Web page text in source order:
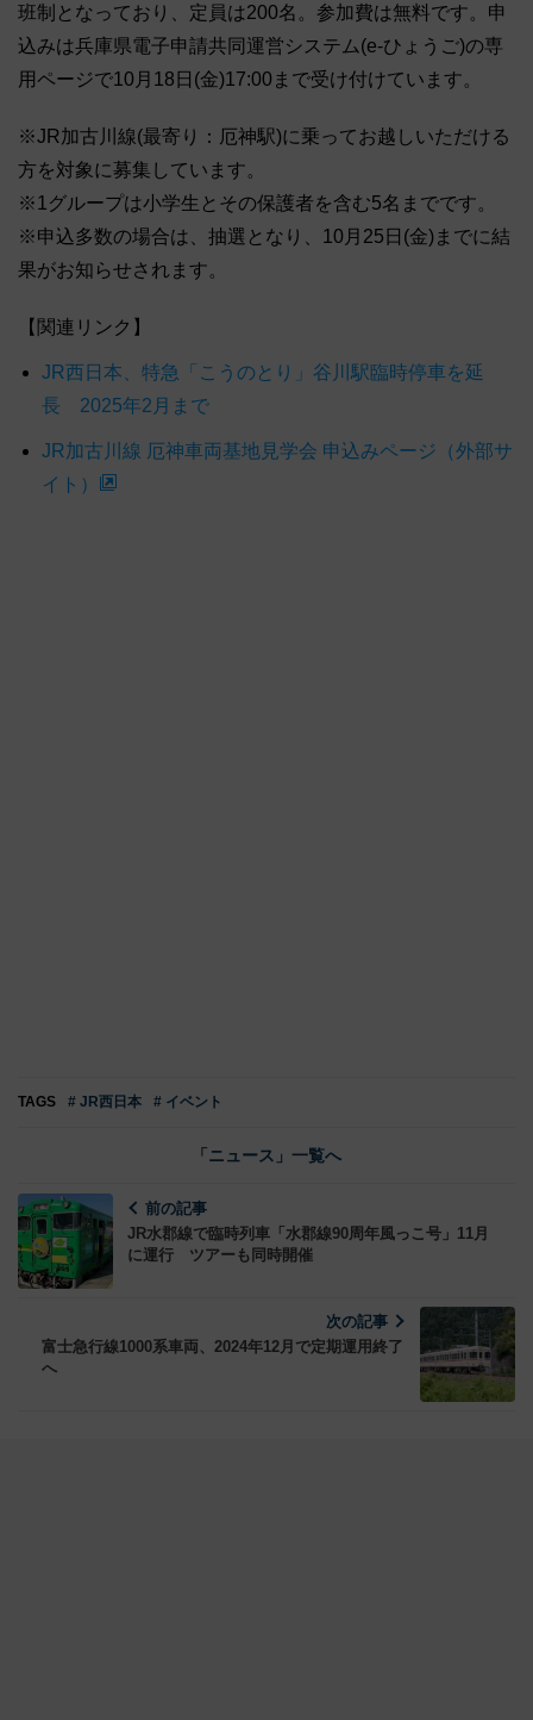
班制となっており、定員は200名。参加費は無料です。申
込みは兵庫県電子申請共同運営システム(e-ひょうご)の専
用ページで10月18日(金)17:00まで受け付けています。
※JR加古川線(最寄り：厄神駅)に乗ってお越しいただける
方を対象に募集しています。
※1グループは小学生とその保護者を含む5名までです。
※申込多数の場合は、抽選となり、10月25日(金)までに結
果がお知らせされます。
【関連リンク】
JR西日本、特急「こうのとり」谷川駅臨時停車を延
長 2025年2月まで
JR加古川線 厄神車両基地見学会 申込みページ（外部サ
イト）
TAGS # JR西日本 # イベント
「ニュース」一覧へ
前の記事
JR水郡線で臨時列車「水郡線90周年風っこ号」11月
に運行 ツアーも同時開催
次の記事
富士急行線1000系車両、2024年12月で定期運用終了
へ